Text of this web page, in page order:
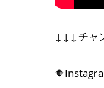
↓↓↓チャ